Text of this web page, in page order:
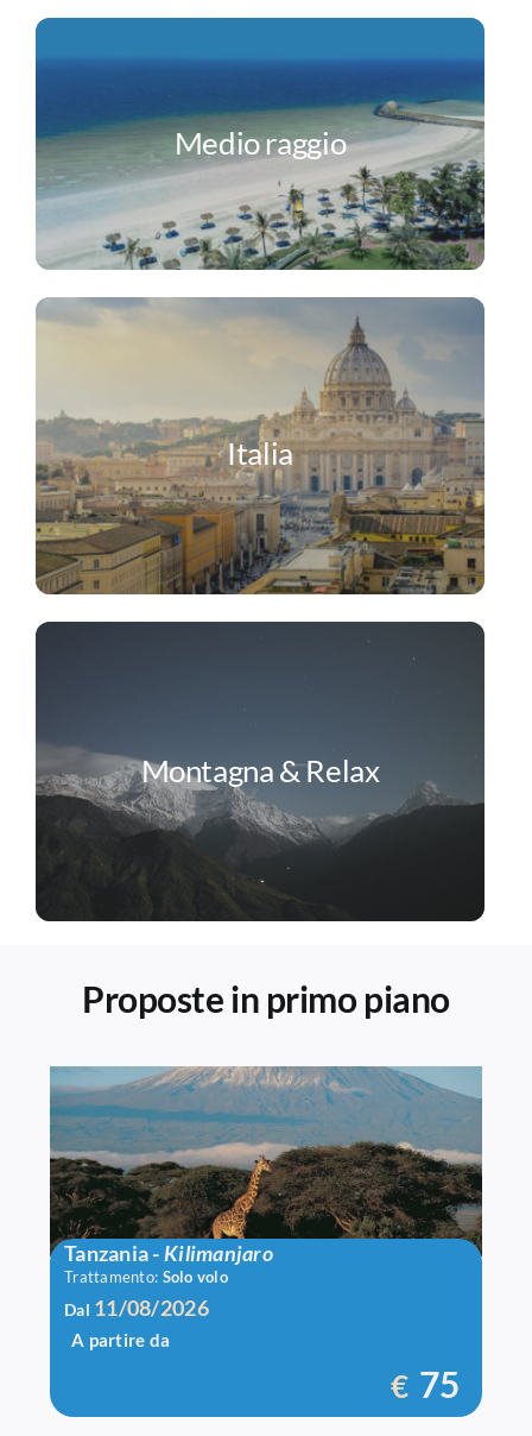
Medio raggio
Italia
Montagna & Relax
Proposte in primo piano
Volo A/R Tanzania
Tanzania-Kilimanjaro
Trattamento: Solo volo
Dal 11/08/2026
A partire da
€ 75